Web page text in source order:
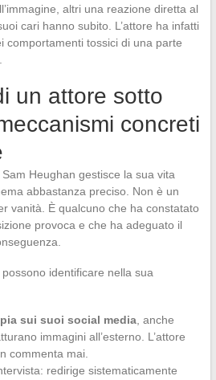
altri una reazione diretta al
cari hanno subito. L’attore ha infatti
comportamenti tossici di una parte
un attore sotto
concreti
Heughan gestisce la sua vita
abbastanza preciso. Non è un
vanità. È qualcuno che ha constatato
provoca e che ha adeguato il
identificare nella sua
sui suoi social media, anche
immagini all’esterno. L’attore
commenta mai.
redirige sistematicamente